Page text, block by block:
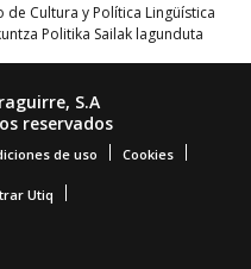
Cultura y Política Lingüística
Politika Sailak lagunduta
S.A
reservados
de uso Cookies
Utiq